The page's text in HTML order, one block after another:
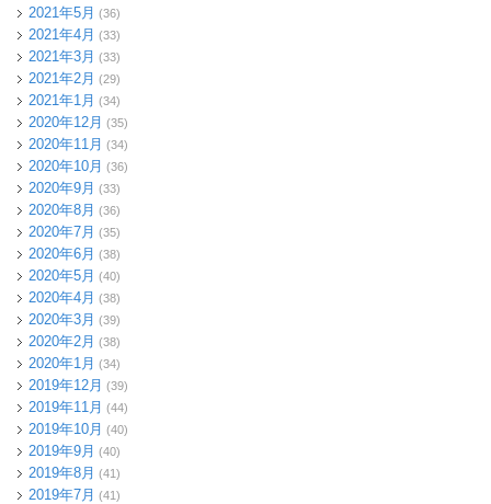
2021年5月 (36)
2021年4月 (33)
2021年3月 (33)
2021年2月 (29)
2021年1月 (34)
2020年12月 (35)
2020年11月 (34)
2020年10月 (36)
2020年9月 (33)
2020年8月 (36)
2020年7月 (35)
2020年6月 (38)
2020年5月 (40)
2020年4月 (38)
2020年3月 (39)
2020年2月 (38)
2020年1月 (34)
2019年12月 (39)
2019年11月 (44)
2019年10月 (40)
2019年9月 (40)
2019年8月 (41)
2019年7月 (41)